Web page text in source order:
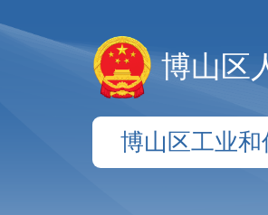
博山区
博山区工业和